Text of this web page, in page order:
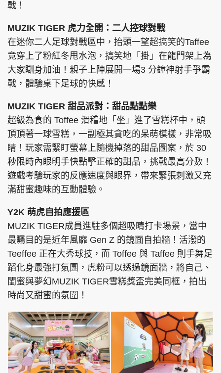
戰！
MUZIK TIGER 虎力全開：二人控球對戰
在迷你二人足球對戰區中，抬頭一望超搞笑的Taffee
竟穿上了粉紅冬甩水泡，搞笑地「掛」在龍門架上為
大家瞓身加油！親子上陣展開一場3 分鐘神射手爭霸
戰，體驗桌下足球的快感！
MUZIK TIGER 甜品派對：甜品點點樂
超級為食的 Toffee 滑稽地「坐」進了雪糕杯中，頭
頂頂著一球雪糕，一副極其貪吃的呆萌模樣，非常吸
睛！玩家需緊盯螢幕上隨機掉落的甜品圖案，於 30
秒限時內眼明手快點擊正確的甜品，挑戰最高分數！
遊戲考驗玩家的反應速度與眼界，帶來緊張刺激又充
滿甜蜜趣味的互動體驗。
Y2K 萌虎自拍應援區
MUZIK TIGER成員進駐多個超吸睛打卡場景，當中
最矚目的是近年風靡 Gen Z 的鏡面自拍牆！活潑的
Teeffee 正在大秀球技，而 Toffee 與 Taffee 則手舞足
蹈化身最強打氣團，虎粉可以透過鏡面牆，將自己、
閨蜜與夢幻MUZIK TIGER雪糕獎盃完美同框，拍出
時尚又甜蜜的氛圍！